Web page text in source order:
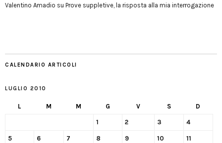
Valentino Amadio su Prove suppletive, la risposta alla mia interrogazione
CALENDARIO ARTICOLI
LUGLIO 2010
L M M G V S D
1 2 3 4
5 6 7 8 9 10 11